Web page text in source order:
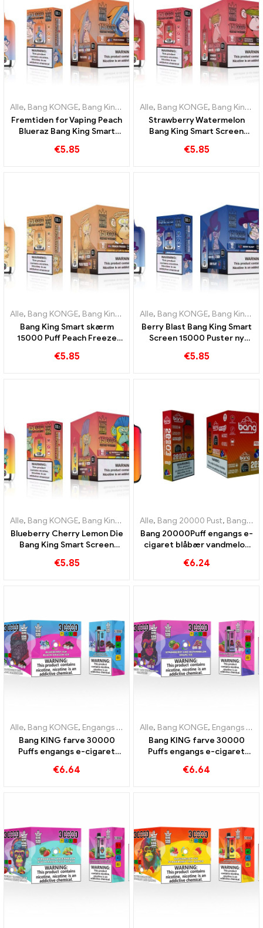
Alle, Bang KONGE, Bang King Smart skærm 15000 Puff ,Engangs
Fremtiden for Vaping Peach
Blueraz Bang King Smart
€5.85
Alle, Bang KONGE, Bang King Smart skærm 15000 Puff
Strawberry Watermelon
Bang King Smart Screen
afslappende fornøjelse af
€5.85
Alle, Bang KONGE, Bang King Smart skærm 15000 Puff ,Engangs
Bang King Smart skærm
15000 Puff Peach Freeze
€5.85
Alle, Bang KONGE, Bang King Smart skærm 15000 Puff
Berry Blast Bang King Smart
Screen 15000 Puster ny
cigaret
€5.85
Alle, Bang KONGE, Bang King Smart skærm 15000 Puff ,Engangs
Blueberry Cherry Lemon Die
Bang King Smart Screen
over en innovativ e-cigaret
€5.85
Alle, Bang 20000 Pust, Bang KONGE
Bang 20000Puff engangs e-
cigaret blåbær vandmelon
€6.24
Alle, Bang KONGE, Engangs e-cigaretter Litauen ,Engangs e-
Bang KING farve 30000
Puffs engangs e-cigaret
smagene Blueberry Ice og
€6.64
Alle, Bang KONGE, Engangs e-cigaretter Litauen
Bang KING farve 30000
Puffs engangs e-cigaret
sød jordbærvandmelon og
€6.64